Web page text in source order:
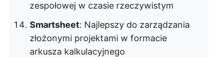
zespołowej w czasie rzeczywistym
Smartsheet: Najlepszy do zarządzania
złożonymi projektami w formacie
arkusza kalkulacyjnego